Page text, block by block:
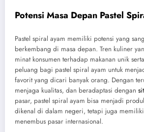
Potensi Masa Depan Pastel
Pastel spiral ayam memiliki potensi yang
berkembang di masa depan. Tren kuliner
minat konsumen terhadap makanan unik
peluang bagi pastel spiral ayam untuk
favorit yang dicari banyak orang. Dengan
menjaga kualitas, dan beradaptasi dengan
pasar, pastel spiral ayam bisa menjadi
dikenal di dalam negeri, tetapi juga
menembus pasar internasional.